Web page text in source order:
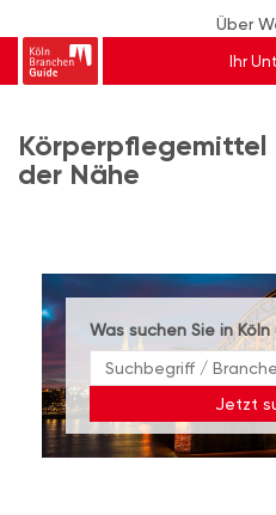
Über
Ihr
Körperpflegemittel
der Nähe
Was suchen Sie in
Jetzt